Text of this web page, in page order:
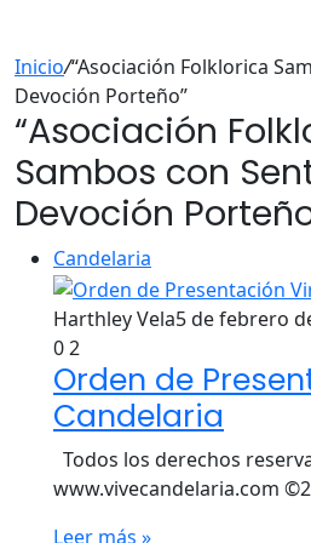
Inicio/“Asociación Folklorica
Devoción Porteño”
“Asociación
Sambos con
Devoción
Candelaria
Harthley Vela5 de febrero
02
Orden de
Candelaria
Todos los derechos
www.vivecandelaria.com
Leer más »